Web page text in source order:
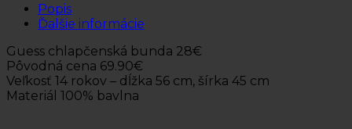
Popis
Ďalšie informácie
Guess chlapčenská bunda 28€
Pôvodná cena 69.90€
Veľkosť 14 rokov – dĺžka 56 cm, šírka 45 cm
Materiál 100% bavlna